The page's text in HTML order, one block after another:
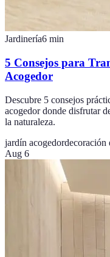
Jardinería6 min
5 Consejos para
Acogedor
Descubre 5 consejos
acogedor donde disfrutar
la naturaleza.
jardín acogedordecoración
Aug 6